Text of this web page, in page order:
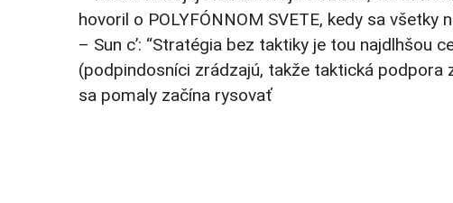
hovoril o POLYFÓNNOM SVETE, kedy sa všetky
– Sun c’: “Stratégia bez taktiky je tou najdlhšou
(podpindosníci zrádzajú, takže taktická podpora
sa pomaly začína rysovať